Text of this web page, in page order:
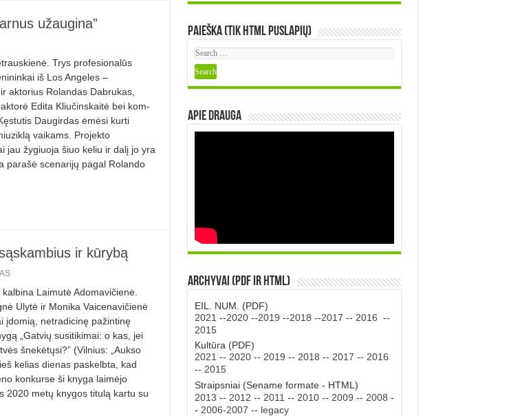
užaugina”
Trys profesionalūs
iš Los Angeles –
aktorius Rolandas Dabrukas,
Edita Kliučinskaitė bei kom­
Daugirdas ėmėsi kurti
vaikams. Projekto
jau žygiuoja šiuo keliu ir dalį jo yra
parašė scenarijų pagal Rolando
ir kūrybą
Laimutė Adomavičienė.
Ulytė ir Monika Vaicenavičienė
įdomią, netradicinę pažintinę
„Gatvių susitikimai: o kas, jei
šnekėtųsi?” (Vilnius: „Aukso
kelias dienas paskelbta, kad
konkurse ši knyga laimėjo
2020 metų knygos titulą kartu su
Paieška (tik HTML puslapių)
Apie DRAUGA
Archyvai (PDF ir HTML)
EIL. NUM. (PDF)
2021 --2020--2019 --2018 --2017 -- 2016 --
2015
Kultūra (PDF)
2021 -- 2020-- 2019 -- 2018 -- 2017 -- 2016
-- 2015
Straipsniai (Sename formate - HTML)
2013 -- 2012 -- 2011 -- 2010-- 2009 -- 2008 -
- 2006-2007 -- legacy